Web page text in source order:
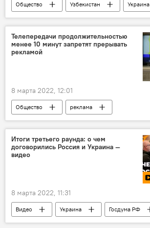
Общество Узбекистан Украина
Телепередачи продолжительностью
менее 10 минут запретят прерывать
рекламой
8 марта 2022, 12:01
Общество реклама
Итоги третьего раунда: о чем
договорились Россия и Украина —
видео
8 марта 2022, 11:31
Видео Украина
Госдума РФ
Москва
Киев